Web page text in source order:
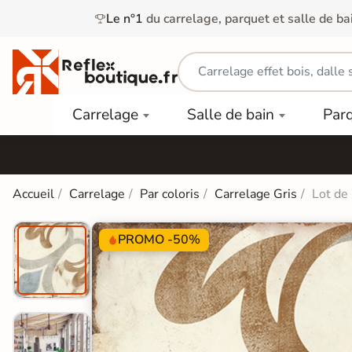
Le n°1 du carrelage, parquet et salle de
Carrelage
Carrelage
Extérieur
Dalle
Terrasse
Sur Plot
Carrelage
Salle de
Bain
Colle &
Finition
Salle de bain
Douche
Baignoires
et Balnéos
WC
Carrelage
Salle de
Bain
Contrecollé
PAR
COULEUR
Stratifié
Bois
clair
TYPE
PVC
Dalles
PVC
Lames
Accueil Carrelage Par coloris Carrelage Gris Lot de
PROMO -50%